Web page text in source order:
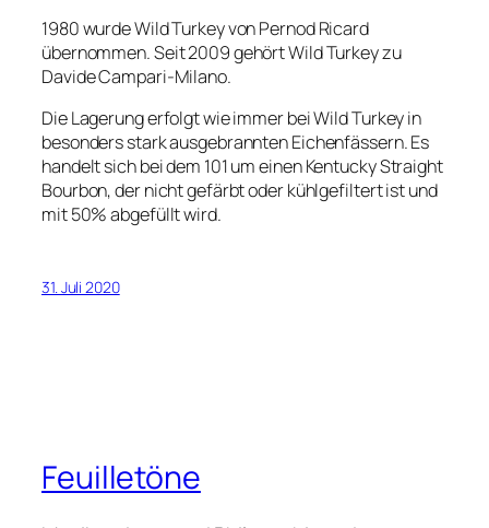
1980 wurde Wild Turkey von Pernod Ricard
übernommen. Seit 2009 gehört Wild Turkey zu
Davide Campari-Milano.
Die Lagerung erfolgt wie immer bei Wild Turkey in
besonders stark ausgebrannten Eichenfässern. Es
handelt sich bei dem 101 um einen Kentucky Straight
Bourbon, der nicht gefärbt oder kühlgefiltert ist und
mit 50% abgefüllt wird.
31. Juli 2020
Feuilletöne